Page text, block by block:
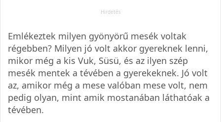
Emlékeztek milyen gyönyörű mesék voltak
régebben? Milyen jó volt akkor gyereknek lenni,
mikor még a kis Vuk, Süsü, és az ilyen szép
mesék mentek a tévében a gyerekeknek. Jó volt
az, amikor még a mese valóban mese volt, nem
pedig olyan, mint amik mostanában láthatóak a
tévében.